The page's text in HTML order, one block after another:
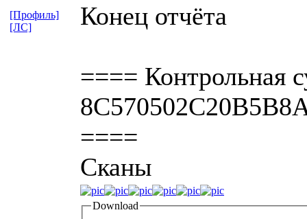
Конец отчёта
==== Контрольная
====
Сканы
Download
[Профиль]
[ЛС]